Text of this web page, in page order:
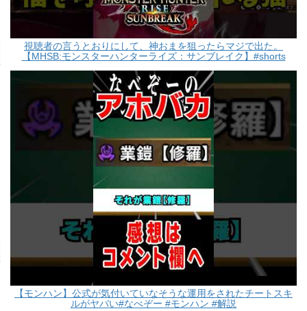
視聴者の言うとおりにして、神おまを狙ったらマジで出た。
【MHSB:モンスターハンターライズ：サンブレイク】#shorts
【モンハン】公式が気付いていなそうな運用をされたチートスキ
ルがヤバい#なべぞー #モンハン #解説